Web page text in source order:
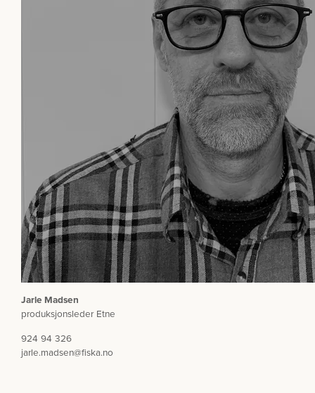
Jarle Madsen
produksjonsleder Etne
924 94 326
jarle.madsen@fiska.no